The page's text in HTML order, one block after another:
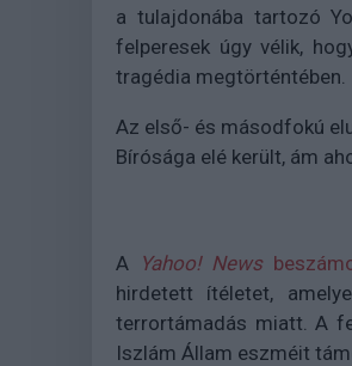
a tulajdonába tartozó
felperesek úgy vélik,
tragédia megtörténtében.
Az első- és másodfokú
Bírósága elé került, ám
A Yahoo! News
hirdetett ítéletet,
terrortámadás miatt. A
Iszlám Állam eszméit